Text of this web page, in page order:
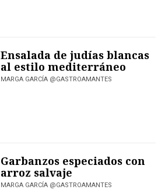
Ensalada de judías blancas
al estilo mediterráneo
MARGA GARCÍA @GASTROAMANTES
Garbanzos especiados con
arroz salvaje
MARGA GARCÍA @GASTROAMANTES